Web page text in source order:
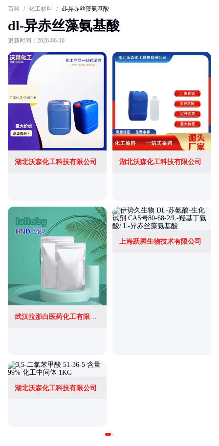
百科 / 化工材料 / dl-异赤丝藻氨基酸
dl-异赤丝藻氨基酸
更新时间：2026-06-10
湖北沃森化工科技有限公司 湖北沃森化工科技有限公司
上海跃腾生物技术有限公司
湖北沃森化工科技有限公司